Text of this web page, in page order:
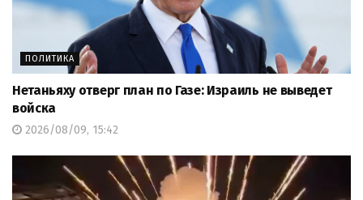
ПОЛИТИКА
Нетаньяху отверг план по Газе: Израиль не выведет
войска
2026/08/09, 15:42